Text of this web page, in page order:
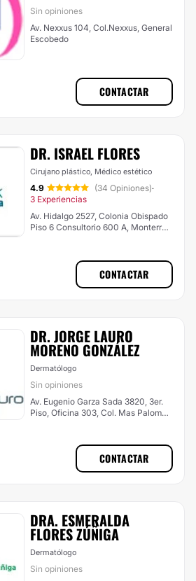
Sin opiniones
Av. Nexxus 104, Col.Nexxus, General
Escobedo
CONTACTAR
DR. ISRAEL FLORES
Cirujano plástico, Médico estético
4.9 (34 Opiniones)·
3 Experiencias
Av. Hidalgo 2527, Colonia Obispado
Piso 6 Consultorio 600 A, Monterrey,
CONTACTAR
DR. JORGE LAURO
MORENO GONZÁLEZ
Dermatólogo
Sin opiniones
Av. Eugenio Garza Sada 3820, 3er.
Piso, Oficina 303, Col. Mas Palomas.
CONTACTAR
DRA. ESMERALDA
FLORES ZÚÑIGA
Dermatólogo
Sin opiniones